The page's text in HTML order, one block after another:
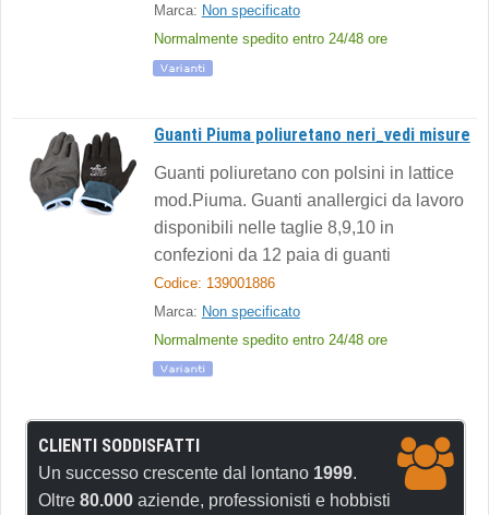
Marca: Non specificato
Normalmente spedito entro 24/48 ore
Guanti Piuma poliuretano neri_vedi misure
Guanti poliuretano con polsini in lattice
mod.Piuma. Guanti anallergici da lavoro
disponibili nelle taglie 8,9,10 in
confezioni da 12 paia di guanti
Codice: 139001886
Marca: Non specificato
Normalmente spedito entro 24/48 ore
CLIENTI SODDISFATTI
Un successo crescente dal lontano 1999.
Oltre 80.000 aziende, professionisti e hobbisti